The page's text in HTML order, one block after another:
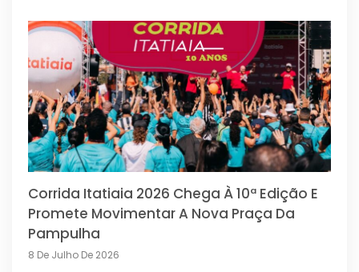
Corrida Itatiaia 2026 Chega À 10ª Edição E
Promete Movimentar A Nova Praça Da
Pampulha
8 De Julho De 2026